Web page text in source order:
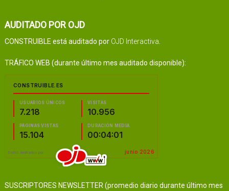
AUDITADO POR OJD
CONSTRUIBLE está auditado por OJD Interactiva
TRÁFICO WEB (durante último mes auditado disponible):
SUSCRIPTORES NEWSLETTER (promedio diario durante último mes